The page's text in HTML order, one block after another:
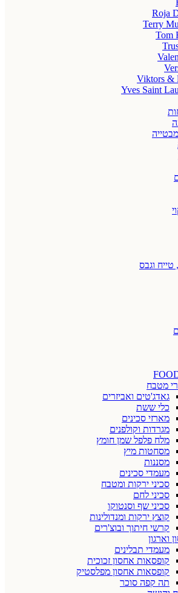
Roja
Terry
Tom
Viktors &
Yves Saint
טייח וגבס
מטבח
גאדג'טים ואביזרים
כלי ששת
מארזי סכינים
מגרדות וקולפנים
מלח פלפל שמן חומץ
מסחטות מיץ
מסננות
מעמדי סכינים
סכיני ירקות ומטבח
סכיני לחם
סכיני שף וסנטוקו
קוצץ ירקות ומנדולינות
קרשי חיתוך ובוצ'רים
וארגון
מעמדי תבלינים
קופסאות אחסון זכוכית
קופסאות אחסון מפלסטיק
תה קפה סוכר